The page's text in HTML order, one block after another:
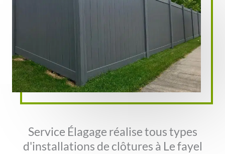
Service Élagage réalise tous types
d'installations de clôtures à Le fayel